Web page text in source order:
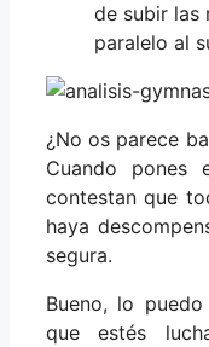
de subir las
paralelo al
¿No os parece
Cuando
contestan que
haya
segura.
Bueno, lo
que estés